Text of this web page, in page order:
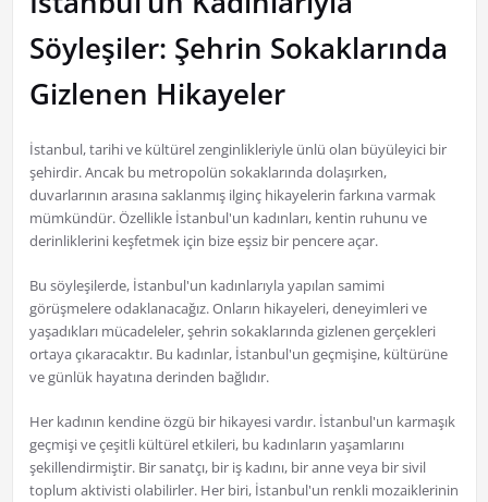
Söyleşiler: Şehrin Sokaklarında
Gizlenen Hikayeler
İstanbul, tarihi ve kültürel zenginlikleriyle ünlü olan büyüleyici bir
şehirdir. Ancak bu metropolün sokaklarında dolaşırken,
duvarlarının arasına saklanmış ilginç hikayelerin farkına varmak
mümkündür. Özellikle İstanbul'un kadınları, kentin ruhunu ve
derinliklerini keşfetmek için bize eşsiz bir pencere açar.
Bu söyleşilerde, İstanbul'un kadınlarıyla yapılan samimi
görüşmelere odaklanacağız. Onların hikayeleri, deneyimleri ve
yaşadıkları mücadeleler, şehrin sokaklarında gizlenen gerçekleri
ortaya çıkaracaktır. Bu kadınlar, İstanbul'un geçmişine, kültürüne
ve günlük hayatına derinden bağlıdır.
Her kadının kendine özgü bir hikayesi vardır. İstanbul'un karmaşık
geçmişi ve çeşitli kültürel etkileri, bu kadınların yaşamlarını
şekillendirmiştir. Bir sanatçı, bir iş kadını, bir anne veya bir sivil
toplum aktivisti olabilirler. Her biri, İstanbul'un renkli mozaiklerinin